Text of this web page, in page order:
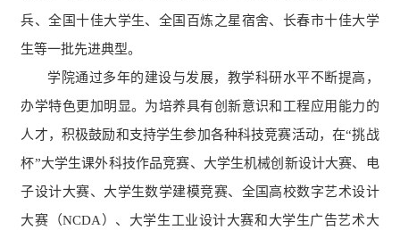
兵、全国十佳大学生、全国百炼之星宿舍、长春市十佳大学
生等一批先进典型。
学院通过多年的建设与发展，教学科研水平不断提高，
办学特色更加明显。为培养具有创新意识和工程应用能力的
人才，积极鼓励和支持学生参加各种科技竞赛活动，在“挑战
杯”大学生课外科技作品竞赛、大学生机械创新设计大赛、电
子设计大赛、大学生数学建模竞赛、全国高校数字艺术设计
大赛（NCDA）、大学生工业设计大赛和大学生广告艺术大